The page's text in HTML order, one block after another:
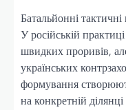
Батальйонні
У російській
швидких проривів,
українських
формування
на конкретній